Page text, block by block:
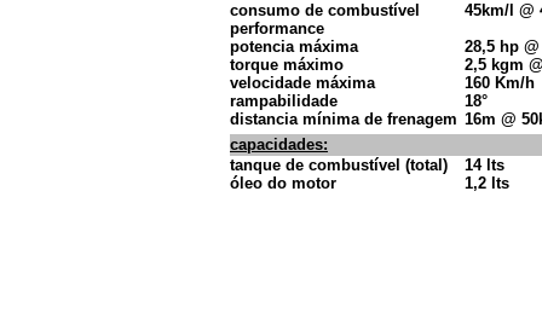
consumo de combustível
performance
potencia máxima
torque máximo
velocidade máxima
rampabilidade
distancia mínima de frenagem
45km/l @
28,5 hp
2,5 kgm
160 Km/h
18°
16m @
capacidades:
tanque de combustível (total)
óleo do motor
14 lts
1,2 lts